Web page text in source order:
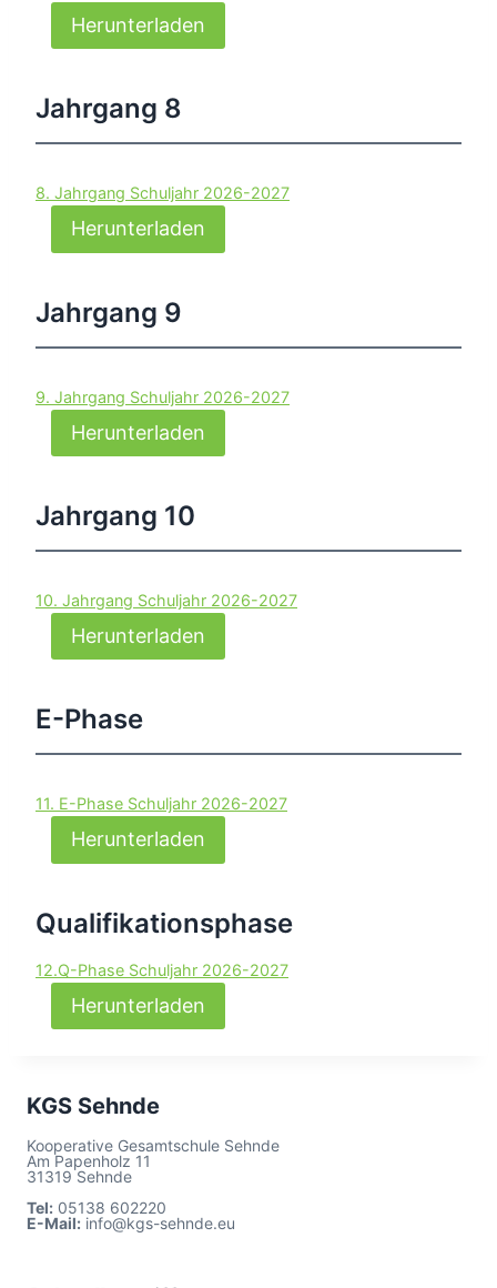
Herunterladen
Jahrgang 8
8. Jahrgang Schuljahr 2026-2027
Herunterladen
Jahrgang 9
9. Jahrgang Schuljahr 2026-2027
Herunterladen
Jahrgang 10
10. Jahrgang Schuljahr 2026-2027
Herunterladen
E-Phase
11. E-Phase Schuljahr 2026-2027
Herunterladen
Qualifikationsphase
12.Q-Phase Schuljahr 2026-2027
Herunterladen
KGS Sehnde
Kooperative Gesamtschule Sehnde
Am Papenholz 11
31319 Sehnde
Tel: 05138 602220
E-Mail: info@kgs-sehnde.eu